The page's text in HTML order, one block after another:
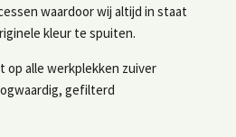
waardoor wij altijd in staat
kleur te spuiten.
alle werkplekken zuiver
gefilterd